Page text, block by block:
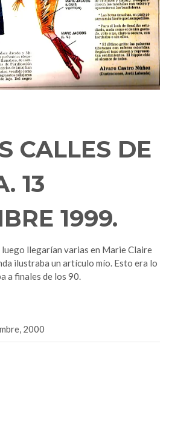
CALLES DE
13
1999.
luego llegarían varias en Marie Claire
ilustraba un artículo mío. Esto era lo
a finales de los 90.
2000